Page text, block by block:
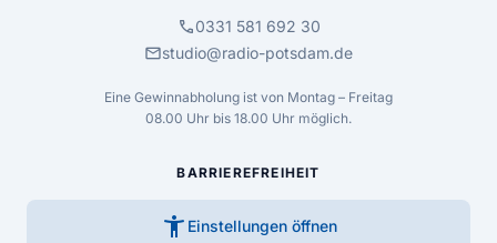
call0331 581 692 30
mailstudio@radio-potsdam.de
Eine Gewinnabholung ist von Montag – Freitag
08.00 Uhr bis 18.00 Uhr möglich.
BARRIEREFREIHEIT
accessibility_new Einstellungen öffnen